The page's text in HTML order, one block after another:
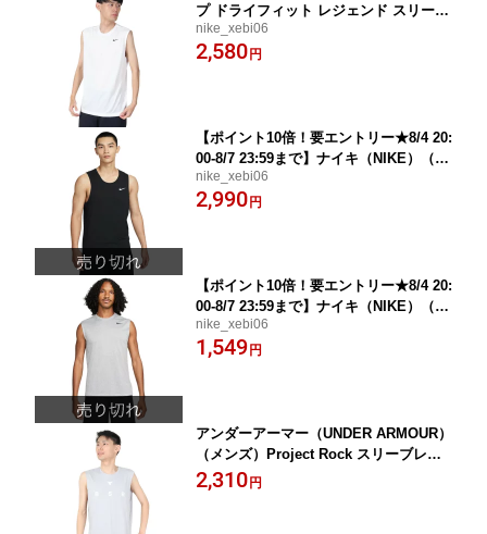
プ ドライフィット レジェンド スリーブ
レス フィットネス Tシャツ DX0992-100
速乾 トレーニング ノースリーブ 白
nike_xebi06
2,580 円
【ポイント10倍！要エントリー★8/4 20:
00-8/7 23:59まで】ナイキ（NIKE）（メ
ンズ）タンクトップ ノースリーブ ドラ
イフィット ブラック 黒 ユニバーサル
nike_xebi06
2,990 円
【ポイント10倍！要エントリー★8/4 20:
00-8/7 23:59まで】ナイキ（NIKE）（メ
ンズ）ドライフィット レジェンド スリ
ーブレス フィットネス Tシャツ DX0992
nike_xebi06
1,549 円
アンダーアーマー（UNDER ARMOUR）
（メンズ）Project Rock スリーブレス
シャツ 1385939 011
2,310 円